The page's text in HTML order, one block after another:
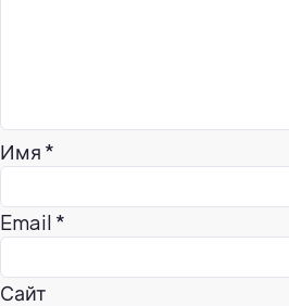
Имя *
Email *
Сайт